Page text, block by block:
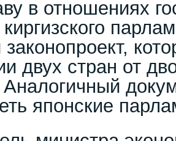
в отношениях
двух стран от
японские